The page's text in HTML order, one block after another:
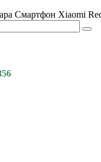
Смартфон Xiaomi